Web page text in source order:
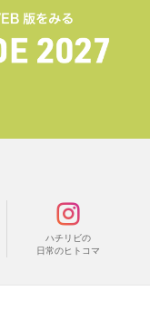
ハチリビの
日常のヒトコマ